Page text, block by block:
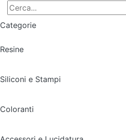
Categorie
Resine
Siliconi e Stampi
Coloranti